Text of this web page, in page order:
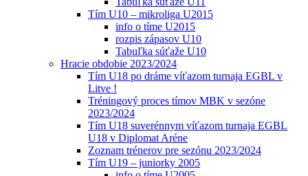
Tím U10 – mikroliga U2015
info o tíme U2015
rozpis zápasov U10
Tabuľka súťaže U10
Hracie obdobie 2023/2024
Tím U18 po dráme víťazom turnaja EGBL v
Litve !
Tréningový proces tímov MBK v sezóne
2023/2024
Tím U18 suverénnym víťazom turnaja EGBL
U18 v Diplomat Aréne
Zoznam trénerov pre sezónu 2023/2024
Tím U19 – juniorky 2005